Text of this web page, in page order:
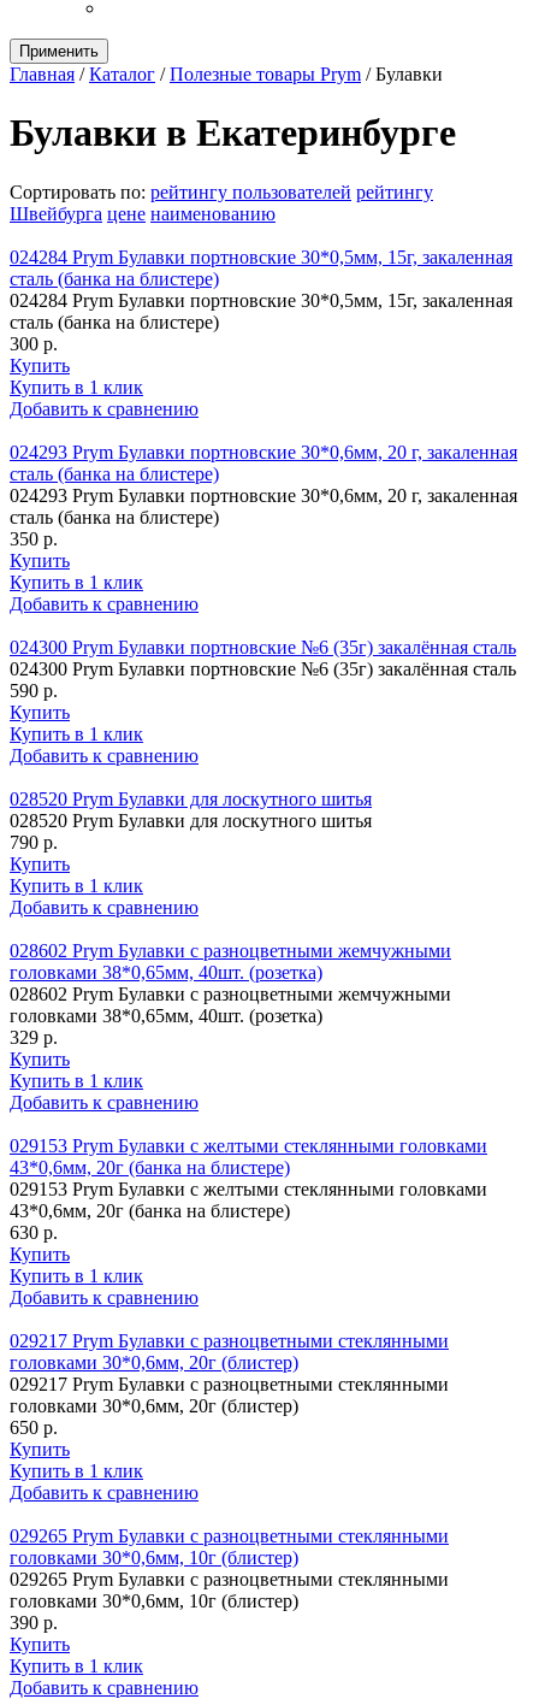
Применить
Главная /Каталог /Полезные товары Prym /Булавки
Булавки в Екатеринбурге
Сортировать по: рейтингу пользователей рейтингу
Швейбурга цене наименованию
024284 Prym Булавки портновские 30*0,5мм, 15г, закаленная
сталь (банка на блистере)
024284 Prym Булавки портновские 30*0,5мм, 15г, закаленная
сталь (банка на блистере)
300 р.
Купить
Купить в 1 клик
Добавить к сравнению
024293 Prym Булавки портновские 30*0,6мм, 20 г, закаленная
сталь (банка на блистере)
024293 Prym Булавки портновские 30*0,6мм, 20 г, закаленная
сталь (банка на блистере)
350 р.
Купить
Купить в 1 клик
Добавить к сравнению
024300 Prym Булавки портновские №6 (35г) закалённая сталь
024300 Prym Булавки портновские №6 (35г) закалённая сталь
590 р.
Купить
Купить в 1 клик
Добавить к сравнению
028520 Prym Булавки для лоскутного шитья
028520 Prym Булавки для лоскутного шитья
790 р.
Купить
Купить в 1 клик
Добавить к сравнению
028602 Prym Булавки с разноцветными жемчужными
головками 38*0,65мм, 40шт. (розетка)
028602 Prym Булавки с разноцветными жемчужными
головками 38*0,65мм, 40шт. (розетка)
329 р.
Купить
Купить в 1 клик
Добавить к сравнению
029153 Prym Булавки с желтыми стеклянными головками
43*0,6мм, 20г (банка на блистере)
029153 Prym Булавки с желтыми стеклянными головками
43*0,6мм, 20г (банка на блистере)
630 р.
Купить
Купить в 1 клик
Добавить к сравнению
029217 Prym Булавки с разноцветными стеклянными
головками 30*0,6мм, 20г (блистер)
029217 Prym Булавки с разноцветными стеклянными
головками 30*0,6мм, 20г (блистер)
650 р.
Купить
Купить в 1 клик
Добавить к сравнению
029265 Prym Булавки с разноцветными стеклянными
головками 30*0,6мм, 10г (блистер)
029265 Prym Булавки с разноцветными стеклянными
головками 30*0,6мм, 10г (блистер)
390 р.
Купить
Купить в 1 клик
Добавить к сравнению